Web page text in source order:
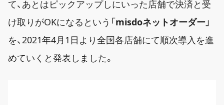
て、あとはピックアップしにいった店舗で決済と受
け取りがOKになるという「misdoネットオーダー」
を、2021年4月1日より全国各店舗にて順次導入を進
めていくと発表しました。